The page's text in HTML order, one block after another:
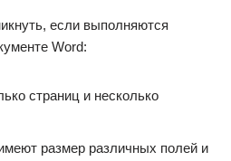
если выполняются
Word:
страниц и несколько
размер различных полей и